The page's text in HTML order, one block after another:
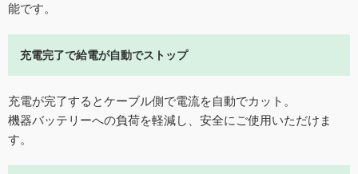
能です。
充電完了で給電が自動でストップ
充電が完了するとケーブル側で電流を自動でカット。
機器バッテリーへの負荷を軽減し、安全にご使用いただけま
す。